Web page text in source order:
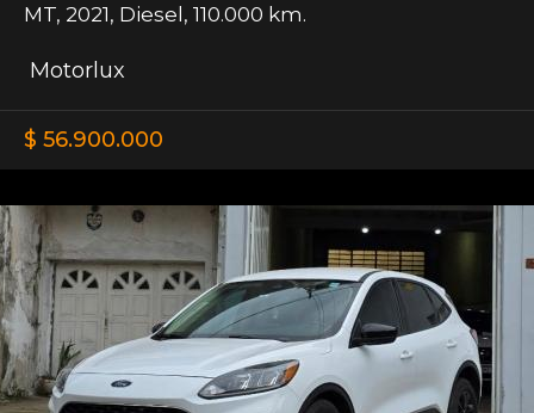
MT, 2021, Diesel, 110.000 km.
Motorlux
$ 56.900.000